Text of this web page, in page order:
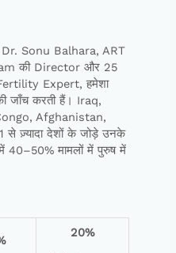
Sonu Balhara, ART
की Director और 25
Expert, हमेशा
जाँच करती हैं। Iraq,
Afghanistan,
ज़्यादा देशों के जोड़े उनके
मामलों में पुरुष में
20%